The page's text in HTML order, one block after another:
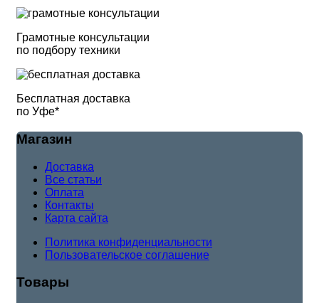
Грамотные консультации
по подбору техники
Бесплатная доставка
по Уфе*
Магазин
Доставка
Все статьи
Оплата
Контакты
Карта сайта
Политика конфиденциальности
Пользовательское соглашение
Товары